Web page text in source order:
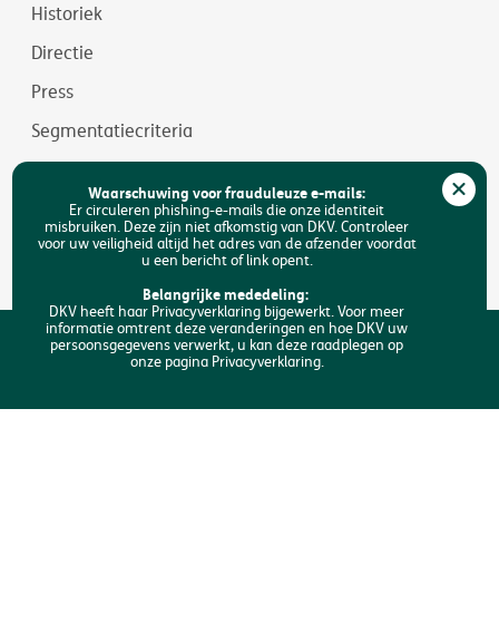
Historiek
Directie
Press
Segmentatiecriteria
Jobs
Duurzaamheid
Toegankelijkheid
Zoeken
Ik analyseer mijn behoeften
Waarschuwing voor frauduleuze e-mails:
Er circuleren phishing-e-mails die onze identiteit
misbruiken. Deze zijn niet afkomstig van DKV. Controleer
voor uw veiligheid altijd het adres van de afzender voordat
u een bericht of link opent.
Belangrijke mededeling:
DKV heeft haar Privacyverklaring bijgewerkt. Voor meer
informatie omtrent deze veranderingen en hoe DKV uw
persoonsgegevens verwerkt, u kan deze raadplegen op
onze pagina Privacyverklaring.